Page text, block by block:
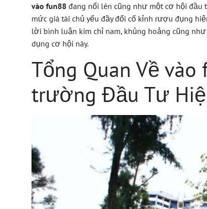
vào fun88 đang nổi lên cũng như một cơ hội đầu
mức giá tài chủ yếu đầy đổi cố kỉnh rượu đụng
lời bình luận kim chỉ nam, khủng hoảng cũng
dụng cơ hội này.
Tổng Quan Về
trường Đầu Tư